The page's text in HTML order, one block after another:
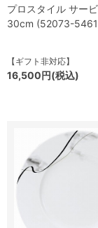
プロスタイル サー
30cm (52073-
【ギフト非対応】
16,500円(税込)